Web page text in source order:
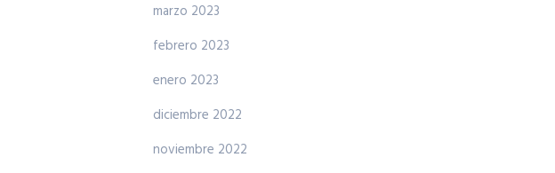
marzo 2023
febrero 2023
enero 2023
diciembre 2022
noviembre 2022